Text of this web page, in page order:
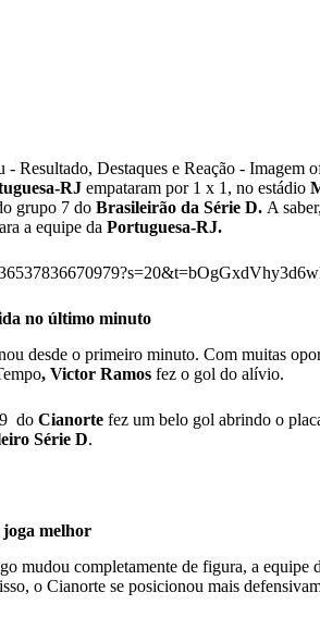
Resultado, Destaques e Reação - Imagem
RJ empataram por 1 x 1, no estádio
grupo 7 do Brasileirão da Série D. A saber,
a equipe da Portuguesa-RJ.
no último minuto
desde o primeiro minuto. Com muitas
, Victor Ramos fez o gol do alívio.
9 do Cianorte fez um belo gol abrindo o
Série D.
joga melhor
mudou completamente de figura, a equipe
o Cianorte se posicionou mais